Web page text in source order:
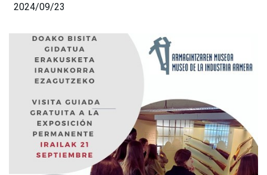
2024/09/23